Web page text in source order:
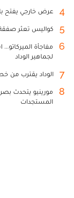
4 عرض خارجي يفتح
5 كواليس تعثر
6
مفاجأة
لجماهير الوداد
7 الوداد يقترب من
8
مورينيو يتحدث
المستجدات